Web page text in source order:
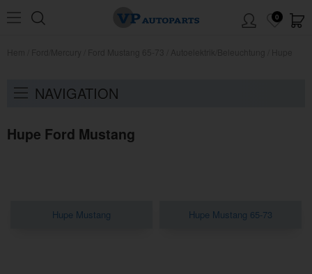
0
NAVIGATION
Hupe Ford Mustang
Hupe Mustang Hupe Mustang 65-73